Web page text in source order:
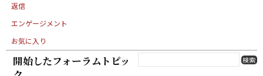
返信
エンゲージメント
お気に入り
開始したフォーラムトピッ